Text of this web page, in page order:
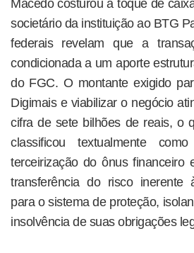
Macedo costurou a toque de
societário da instituição ao BTG
federais revelam que a
condicionada a um aporte
do FGC. O montante exigido
Digimais e viabilizar o negócio
cifra de sete bilhões de reais, o
classificou textualmente
terceirização do ônus financeiro
transferência do risco inerente
para o sistema de proteção,
insolvência de suas obrigações